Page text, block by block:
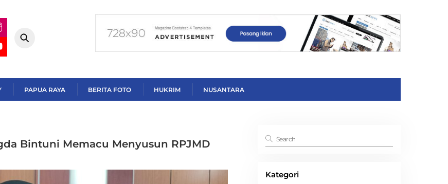
PAPUA RAYA BERITA FOTO HUKRIM NUSANTARA
Bintuni Memacu Menyusun RPJMD
Kategori